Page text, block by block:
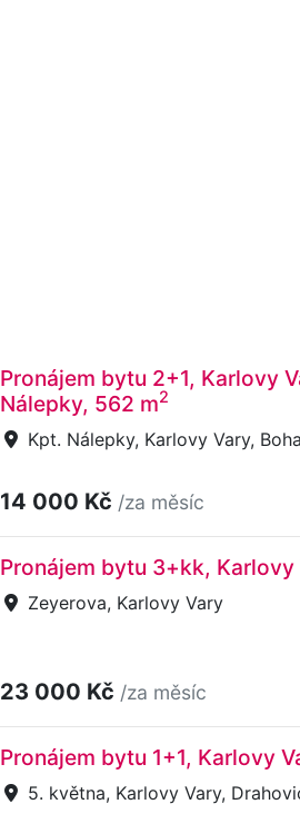
Pronájem bytu 2+1, Karlovy
Nálepky, 562 m2
Kpt. Nálepky, Karlovy Vary,
14 000 Kč /za měsíc
Pronájem bytu 3+kk,
Zeyerova, Karlovy Vary
23 000 Kč /za měsíc
Pronájem bytu 1+1, Karlovy
5. května, Karlovy Vary,